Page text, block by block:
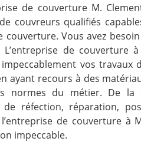
de couverture M.
couvreurs qualifiés
couverture. Vous avez
L’entreprise de couverture
vos travaux
ayant recours à des
normes du métier. De la
de réfection, réparation,
de couverture à
impeccable.